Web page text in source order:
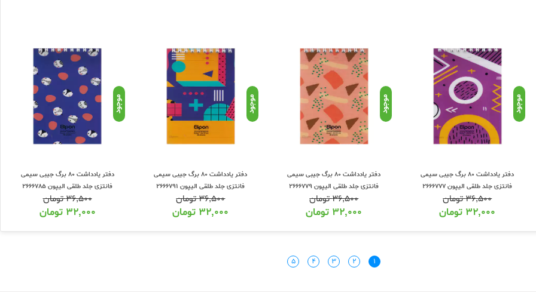
موجود
دفتر یادداشت 80 برگ جیبی سیمی
فانتزی جلد طلقی الیپون 2666777
۳۶,۵۰۰تومان
۳۲,۰۰۰ تومان
موجود
دفتر یادداشت 80 برگ جیبی سیمی
فانتزی جلد طلقی الیپون 2666779
۳۶,۵۰۰تومان
۳۲,۰۰۰ تومان
موجود
دفتر یادداشت 80 برگ جیبی سیمی
فانتزی جلد طلقی الیپون 2666791
۳۶,۵۰۰تومان
۳۲,۰۰۰ تومان
موجود
دفتر یادداشت 80 برگ جیبی سیمی
فانتزی جلد طلقی الیپون 2666785
۳۶,۵۰۰تومان
۳۲,۰۰۰ تومان
۱ ۲ ۳ ۴ ۵